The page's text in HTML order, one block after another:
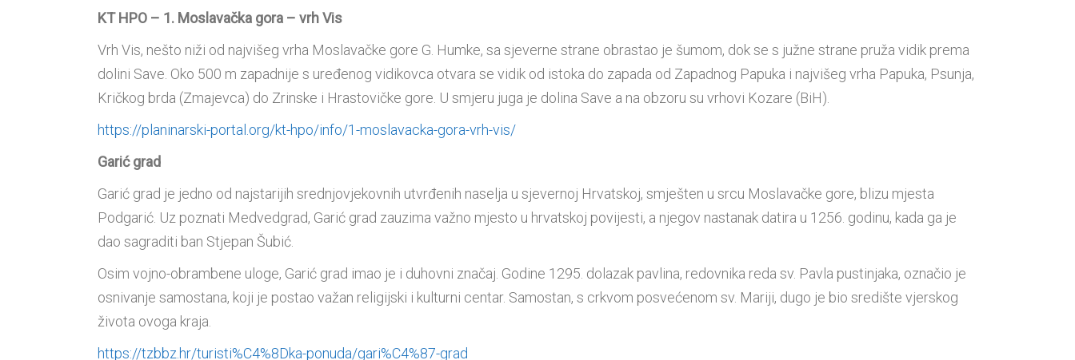
KT HPO – 1. Moslavačka gora – vrh Vis
Vrh Vis, nešto niži od najvišeg vrha Moslavačke gore G. Humke, sa sjeverne strane obrastao je šumom, dok se s južne strane pruža vidik prema
dolini Save. Oko 500 m zapadnije s uređenog vidikovca otvara se vidik od istoka do zapada od Zapadnog Papuka i najvišeg vrha Papuka, Psunja,
Kričkog brda (Zmajevca) do Zrinske i Hrastovičke gore. U smjeru juga je dolina Save a na obzoru su vrhovi Kozare (BiH).
https://planinarski-portal.org/kt-hpo/info/1-moslavacka-gora-vrh-vis/
Garić grad
Garić grad je jedno od najstarijih srednjovjekovnih utvrđenih naselja u sjevernoj Hrvatskoj, smješten u srcu Moslavačke gore, blizu mjesta
Podgarić. Uz poznati Medvedgrad, Garić grad zauzima važno mjesto u hrvatskoj povijesti, a njegov nastanak datira u 1256. godinu, kada ga je
dao sagraditi ban Stjepan Šubić.
Osim vojno-obrambene uloge, Garić grad imao je i duhovni značaj. Godine 1295. dolazak pavlina, redovnika reda sv. Pavla pustinjaka, označio je
osnivanje samostana, koji je postao važan religijski i kulturni centar. Samostan, s crkvom posvećenom sv. Mariji, dugo je bio središte vjerskog
života ovoga kraja.
https://tzbbz.hr/turisti%C4%8Dka-ponuda/gari%C4%87-grad